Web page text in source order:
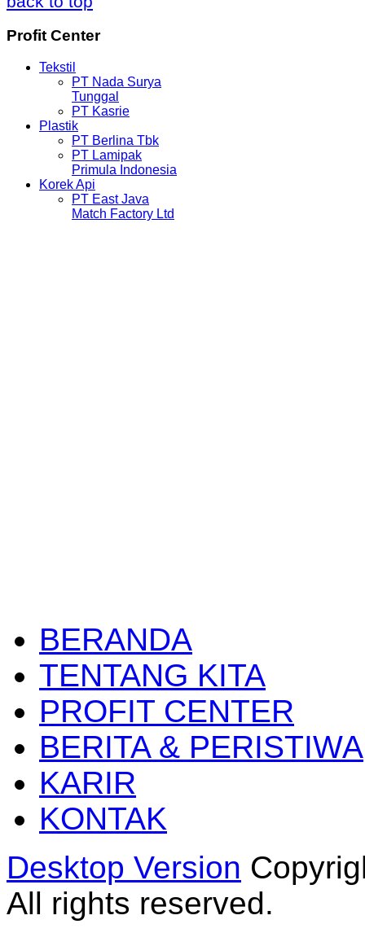
Profit Center
Tekstil
PT Nada Surya
Tunggal
PT Kasrie
Plastik
PT Berlina Tbk
PT Lamipak
Primula Indonesia
Korek Api
PT East Java
Match Factory Ltd
BERANDA
TENTANG KITA
PROFIT CENTER
BERITA & PERISTIWA
KARIR
KONTAK
Desktop Version
All rights reserved.